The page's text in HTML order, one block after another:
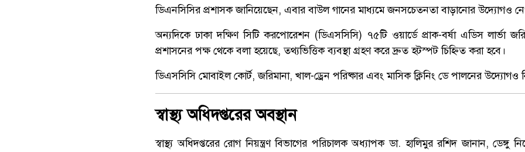
ডিএনসিসির প্রশাসক জানিয়েছেন, এবার বাউল গানের মাধ্যমে জনসচেতনতা বাড়ানোর উদ্যোগও
অন্যদিকে ঢাকা দক্ষিণ সিটি করপোরেশন (ডিএসসিসি) ৭৫টি ওয়ার্ডে প্রাক-বর্ষা এডিস লার্ভা
প্রশাসনের পক্ষ থেকে বলা হয়েছে, তথ্যভিত্তিক ব্যবস্থা গ্রহণ করে দ্রুত হটস্পট চিহ্নিত করা হবে।
ডিএসসিসি মোবাইল কোর্ট, জরিমানা, খাল-ড্রেন পরিষ্কার এবং মাসিক ক্লিনিং ডে পালনের উদ্যোগও
স্বাস্থ্য অধিদপ্তরের অবস্থান
স্বাস্থ্য অধিদপ্তরের রোগ নিয়ন্ত্রণ বিভাগের পরিচালক অধ্যাপক ডা. হালিমুর রশিদ জানান, ডেঙ্গু